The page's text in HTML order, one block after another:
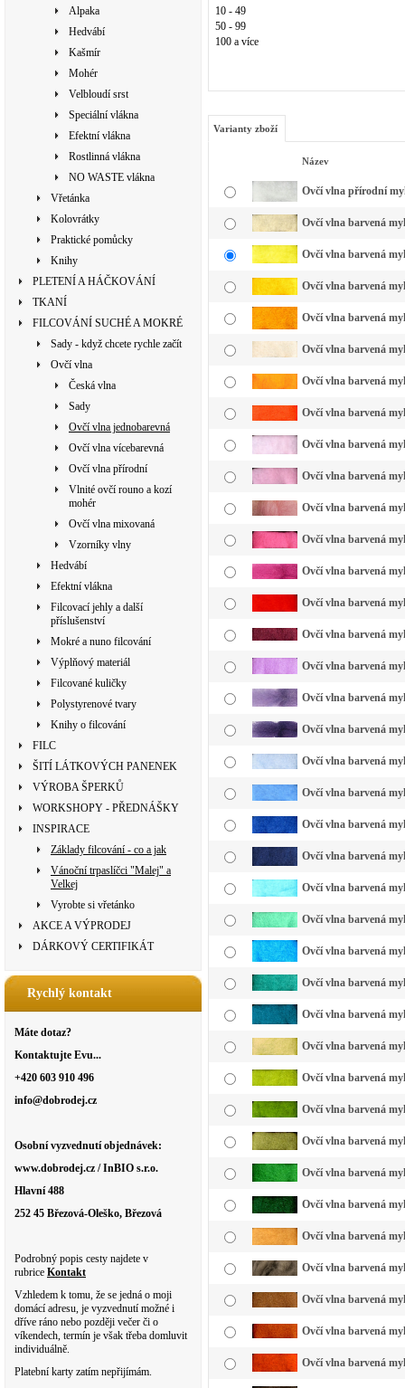
Alpaka
Hedvábí
Kašmír
Mohér
Velbloudí srst
Speciální vlákna
Efektní vlákna
Rostlinná vlákna
NO WASTE vlákna
Vřetánka
Kolovrátky
Praktické pomůcky
Knihy
PLETENÍ A HÁČKOVÁNÍ
TKANÍ
FILCOVÁNÍ SUCHÉ A MOKRÉ
Sady - když chcete rychle začít
Ovčí vlna
Česká vlna
Sady
Ovčí vlna jednobarevná
Ovčí vlna vícebarevná
Ovčí vlna přírodní
Vlnité ovčí rouno a kozí
mohér
Ovčí vlna mixovaná
Vzorníky vlny
Hedvábí
Efektní vlákna
Filcovací jehly a další
příslušenství
Mokré a nuno filcování
Výplňový materiál
Filcované kuličky
Polystyrenové tvary
Knihy o filcování
FILC
ŠITÍ LÁTKOVÝCH PANENEK
VÝROBA ŠPERKŮ
WORKSHOPY - PŘEDNÁŠKY
INSPIRACE
Základy filcování - co a jak
Vánoční trpaslíčci "Malej" a
Velkej
Vyrobte si vřetánko
AKCE A VÝPRODEJ
DÁRKOVÝ CERTIFIKÁT
Rychlý kontakt
Máte dotaz?
Kontaktujte Evu...
+420 603 910 496
info@dobrodej.cz
Osobní vyzvednutí objednávek:
www.dobrodej.cz / InBIO s.r.o.
Hlavní 488
252 45 Březová-Oleško, Březová
Podrobný popis cesty najdete v
rubrice Kontakt
Vzhledem k tomu, že se jedná o moji
domácí adresu, je vyzvednutí možné i
dříve ráno nebo později večer či o
víkendech, termín je však třeba domluvit
individuálně.
Platební karty zatím nepřijímám.
10 - 49
50 - 99
100 a více
Varianty zboží
Název
Ovčí vlna přírodní
Ovčí vlna barvená
Ovčí vlna barvená
Ovčí vlna barvená
Ovčí vlna barvená
Ovčí vlna barvená
Ovčí vlna barvená
Ovčí vlna barvená
Ovčí vlna barvená
Ovčí vlna barvená
Ovčí vlna barvená
Ovčí vlna barvená
Ovčí vlna barvená
Ovčí vlna barvená
Ovčí vlna barvená
Ovčí vlna barvená
Ovčí vlna barvená
Ovčí vlna barvená
Ovčí vlna barvená
Ovčí vlna barvená
Ovčí vlna barvená
Ovčí vlna barvená
Ovčí vlna barvená
Ovčí vlna barvená
Ovčí vlna barvená
Ovčí vlna barvená
Ovčí vlna barvená
Ovčí vlna barvená
Ovčí vlna barvená
Ovčí vlna barvená
Ovčí vlna barvená
Ovčí vlna barvená
Ovčí vlna barvená
Ovčí vlna barvená
Ovčí vlna barvená
Ovčí vlna barvená
Ovčí vlna barvená
Ovčí vlna barvená